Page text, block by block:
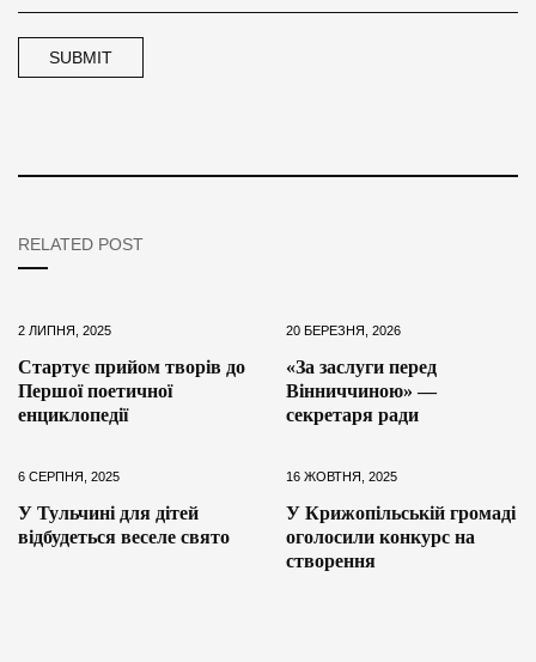
RELATED POST
2 ЛИПНЯ, 2025
Стартує прийом творів до
Першої поетичної
енциклопедії
20 БЕРЕЗНЯ, 2026
«За заслуги перед
Вінниччиною» —
секретаря ради
6 СЕРПНЯ, 2025
У Тульчині для дітей
відбудеться веселе свято
16 ЖОВТНЯ, 2025
У Крижопільській громаді
оголосили конкурс на
створення